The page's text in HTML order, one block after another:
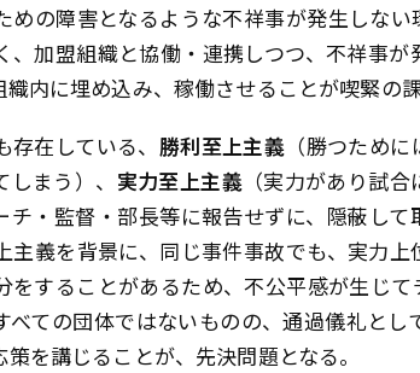
めの障害となるような不祥事が発生しな
、加盟組織と協働・連携しつつ、不祥事
内に埋め込み、稼働させることが喫緊の課
在している、 勝利至上主義 （勝つため
まう）、 実力至上主義（実力があり試合
チ・監督・部長等に報告せずに、隠蔽して
主義を背景に、同じ事件事故でも、実力
することがあるため、不公平感が生じて
べての団体ではないものの、通過儀礼と
を講じることが、先決問題となる。